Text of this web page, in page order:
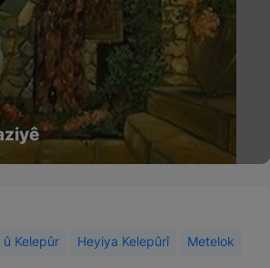
û Kelepûr Heyiya Kelepûrî Metelok